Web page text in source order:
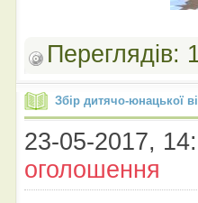
Збір дитячо-юнацької
23-05-2017,
оголошення